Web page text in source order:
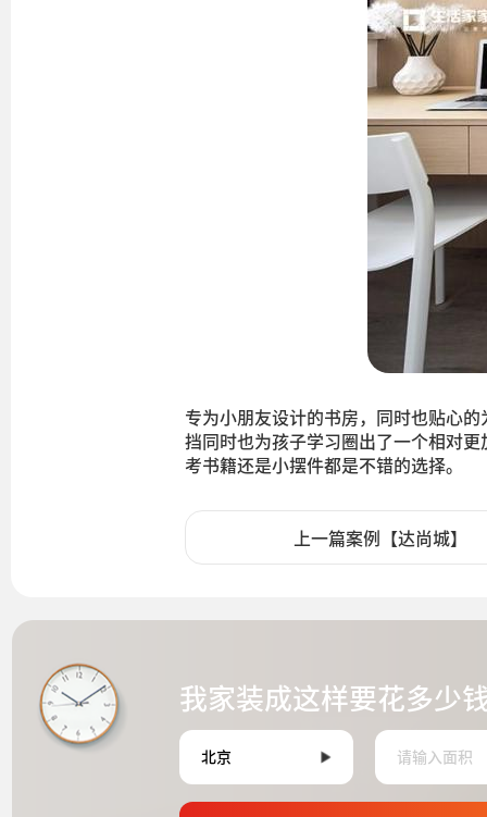
专为小朋友设计的书房，同时也贴心
挡同时也为孩子学习圈出了一个相对
考书籍还是小摆件都是不错的选择。
上一篇案例【达尚城】
我家装成这样要花多少